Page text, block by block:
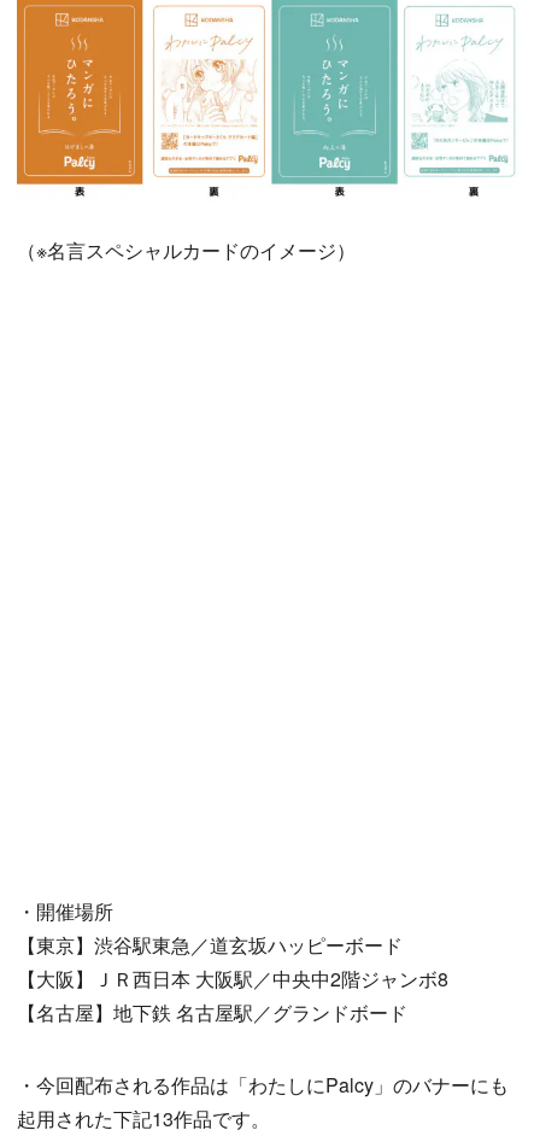
（※名言スペシャルカードのイメージ）
・開催場所
【東京】渋谷駅東急／道玄坂ハッピーボード
【大阪】ＪＲ西日本 大阪駅／中央中2階ジャンボ8
【名古屋】地下鉄 名古屋駅／グランドボード
・今回配布される作品は「わたしにPalcy」のバナーにも
起用された下記13作品です。